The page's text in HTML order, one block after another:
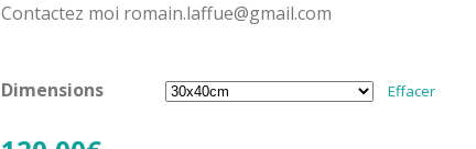
Contactez moi romain.laffue@gmail.com
Dimensions Effacer